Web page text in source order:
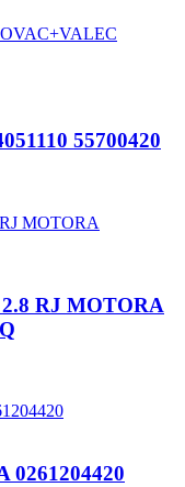
55700420
RJ MOTORA
0261204420